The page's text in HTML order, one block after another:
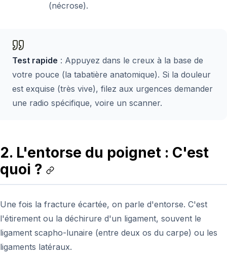
(nécrose).
Test rapide : Appuyez dans le creux à la base de
votre pouce (la tabatière anatomique). Si la douleur
est exquise (très vive), filez aux urgences demander
une radio spécifique, voire un scanner.
2. L'entorse du poignet : C'est
quoi ?
Une fois la fracture écartée, on parle d'entorse. C'est
l'étirement ou la déchirure d'un ligament, souvent le
ligament scapho-lunaire (entre deux os du carpe) ou les
ligaments latéraux.